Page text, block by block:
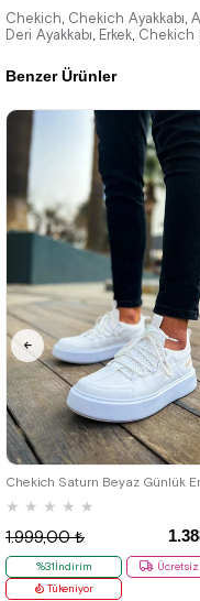
Benzer Ürünler
★ ★ ★ ★ ★
1.999,00 ₺
%31İndirim
Ücretsiz
Tükeniyor
40 42
Chekich, Chekich Ayakkabı,
Deri Ayakkabı, Erkek, Chekich